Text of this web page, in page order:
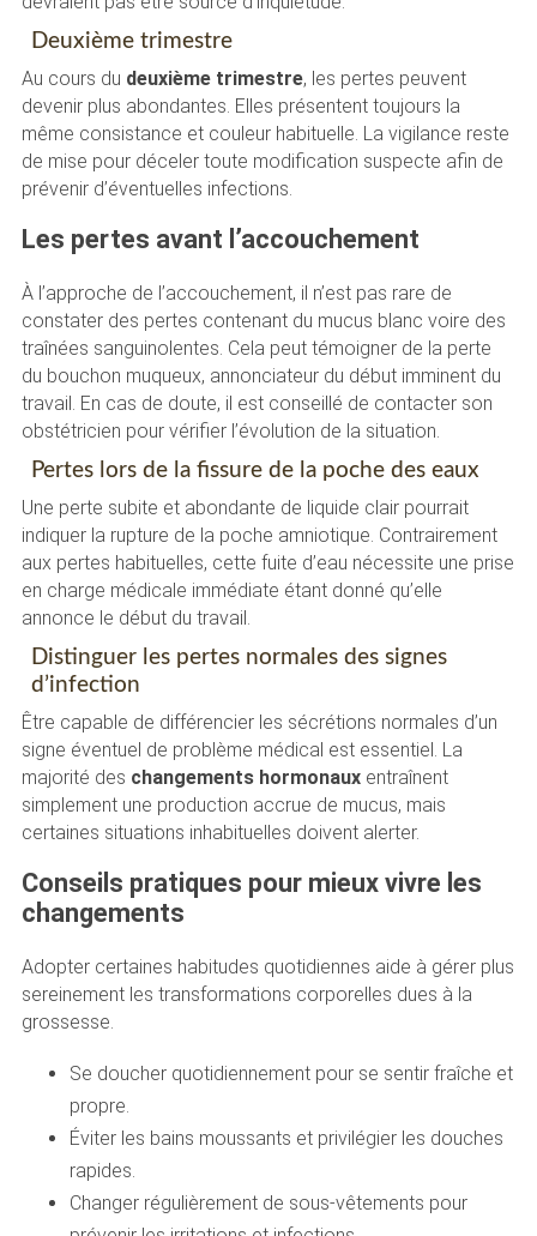
Deuxième trimestre
Au cours du deuxième trimestre, les pertes peuvent
devenir plus abondantes. Elles présentent toujours la
même consistance et couleur habituelle. La vigilance reste
de mise pour déceler toute modification suspecte afin de
prévenir d’éventuelles infections.
Les pertes avant l’accouchement
À l’approche de l’accouchement, il n’est pas rare de
constater des pertes contenant du mucus blanc voire des
traînées sanguinolentes. Cela peut témoigner de la perte
du bouchon muqueux, annonciateur du début imminent du
travail. En cas de doute, il est conseillé de contacter son
obstétricien pour vérifier l’évolution de la situation.
Pertes lors de la fissure de la poche des eaux
Une perte subite et abondante de liquide clair pourrait
indiquer la rupture de la poche amniotique. Contrairement
aux pertes habituelles, cette fuite d’eau nécessite une prise
en charge médicale immédiate étant donné qu’elle
annonce le début du travail.
Distinguer les pertes normales des signes
d’infection
Être capable de différencier les sécrétions normales d’un
signe éventuel de problème médical est essentiel. La
majorité des changements hormonauxentraînent
simplement une production accrue de mucus, mais
certaines situations inhabituelles doivent alerter.
Conseils pratiques pour mieux vivre les
changements
Adopter certaines habitudes quotidiennes aide à gérer plus
sereinement les transformations corporelles dues à la
grossesse.
Se doucher quotidiennement pour se sentir fraîche et
propre.
Éviter les bains moussants et privilégier les douches
rapides.
Changer régulièrement de sous-vêtements pour